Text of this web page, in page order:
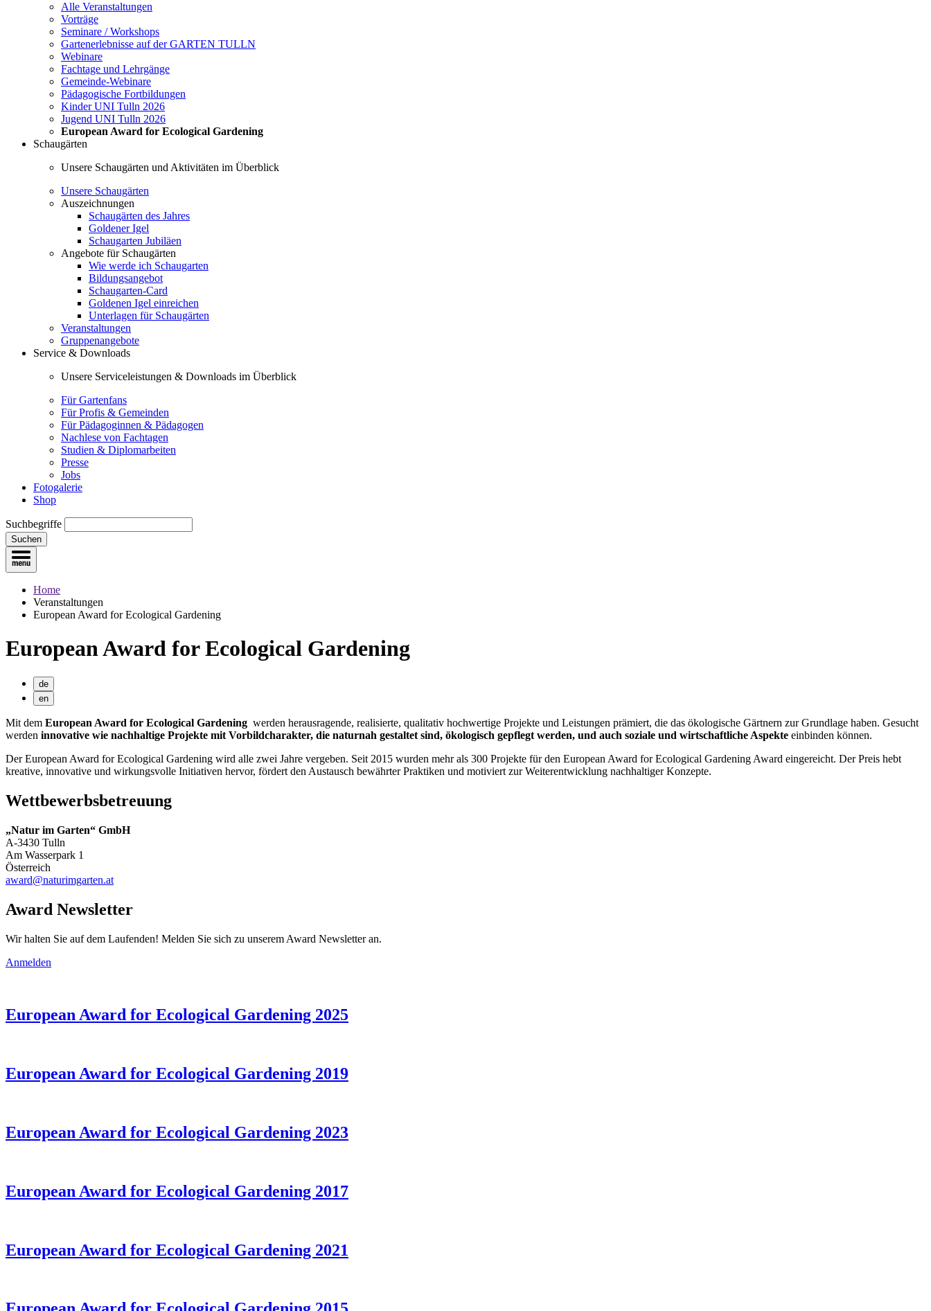
Alle Veranstaltungen
Vorträge
Seminare / Workshops
Gartenerlebnisse auf der GARTEN TULLN
Webinare
Fachtage und Lehrgänge
Gemeinde-Webinare
Pädagogische Fortbildungen
Kinder UNI Tulln 2026
Jugend UNI Tulln 2026
European Award for Ecological Gardening
Schaugärten
Unsere Schaugärten und Aktivitäten im Überblick
Unsere Schaugärten
Auszeichnungen
Schaugärten des Jahres
Goldener Igel
Schaugarten Jubiläen
Angebote für Schaugärten
Wie werde ich Schaugarten
Bildungsangebot
Schaugarten-Card
Goldenen Igel einreichen
Unterlagen für Schaugärten
Veranstaltungen
Gruppenangebote
Service & Downloads
Unsere Serviceleistungen & Downloads im Überblick
Für Gartenfans
Für Profis & Gemeinden
Für Pädagoginnen & Pädagogen
Nachlese von Fachtagen
Studien & Diplomarbeiten
Presse
Jobs
Fotogalerie
Shop
Suchbegriffe
Suchen
Home
Veranstaltungen
European Award for Ecological Gardening
European Award for Ecological Gardening
de
en
Mit dem European Award for Ecological Gardening werden herausragende, realisierte, qualitativ hochwertige Projekte und Leistungen prämiert, die das ökologische Gärtnern zur Grundlage haben. Gesucht
werden innovative wie nachhaltige Projekte mit Vorbildcharakter, die naturnah gestaltet sind, ökologisch gepflegt werden, und auch soziale und wirtschaftliche Aspekte einbinden können.
Der European Award for Ecological Gardening wird alle zwei Jahre vergeben. Seit 2015 wurden mehr als 300 Projekte für den European Award for Ecological Gardening Award eingereicht. Der Preis hebt
kreative, innovative und wirkungsvolle Initiativen hervor, fördert den Austausch bewährter Praktiken und motiviert zur Weiterentwicklung nachhaltiger Konzepte.
Wettbewerbsbetreuung
„Natur im Garten“ GmbH
A-3430 Tulln
Am Wasserpark 1
Österreich
award@naturimgarten.at
Award Newsletter
Wir halten Sie auf dem Laufenden! Melden Sie sich zu unserem Award Newsletter an.
Anmelden
European Award for Ecological Gardening 2025
European Award for Ecological Gardening 2019
European Award for Ecological Gardening 2023
European Award for Ecological Gardening 2017
European Award for Ecological Gardening 2021